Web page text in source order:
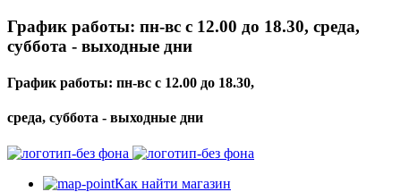
График работы: пн-вс с 12.00 до 18.30, среда,
суббота - выходные дни
График работы: пн-вс с 12.00 до 18.30,
среда, суббота - выходные дни
Как найти магазин